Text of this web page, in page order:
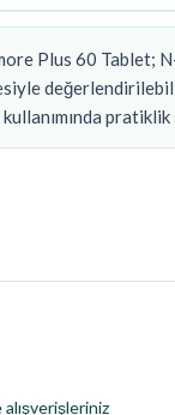
Plus 60 Tablet;
pratiklik